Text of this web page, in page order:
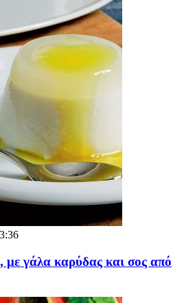
με γάλα καρύδας και σος από